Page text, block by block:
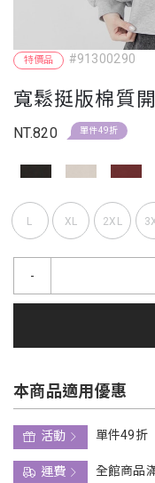
特價品 #91300290
寬鬆挺版棉質
NT.820 單件49折
L XL 2XL
-
本商品適用優惠
活動
單件49折
運費
全館商品